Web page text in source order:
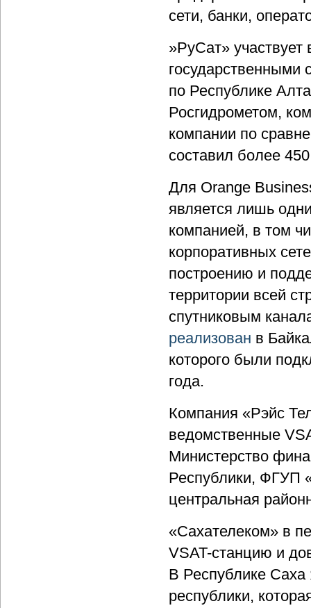
сети, банки,
»РуСат» участвует
государственными
по Республике
Росгидрометом,
компании по
составил более
Для Orange
является лишь
компанией, в том
корпоративных
построению и
территории всей
спутниковым
реализован в
которого были
года.
Компания «Рэйс
ведомственные
Министерство
Республики, ФГУП
центральная
«Сахателеком» в
VSAT-станцию и
В Республике Саха
республики,